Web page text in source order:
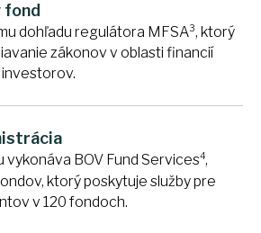
fond
dohľadu regulátora MFSA3, ktorý
zákonov v oblasti financií
vykonáva BOV Fund Services4,
ktorý poskytuje služby pre
v 120 fondoch.